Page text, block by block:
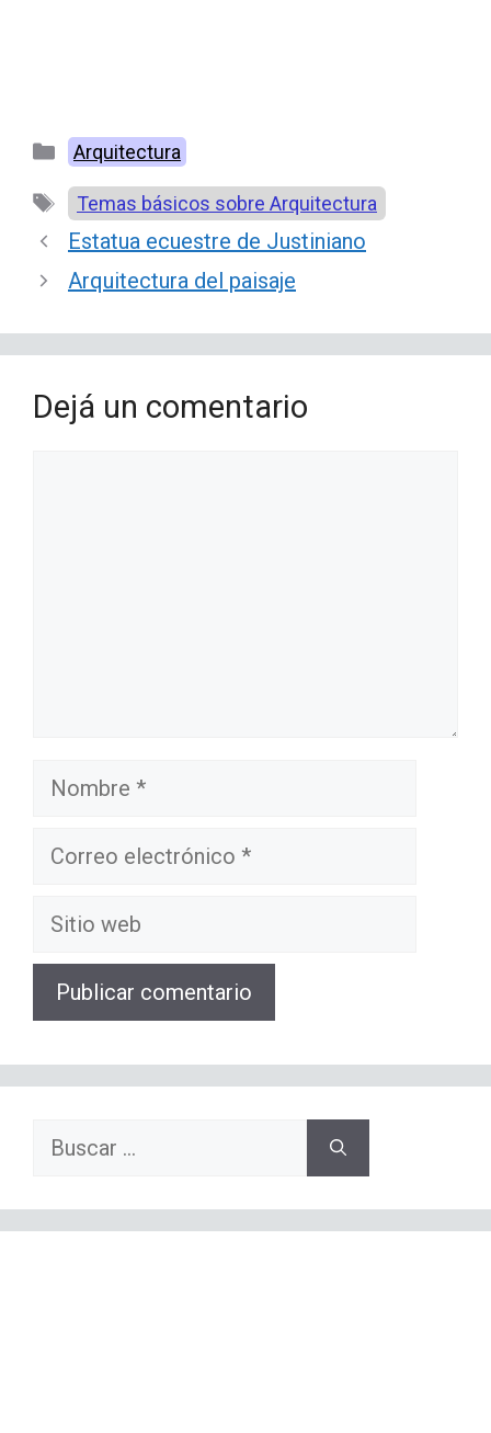
Categorías
Arquitectura
Etiquetas
Temas básicos sobre Arquitectura
Estatua ecuestre de Justiniano
Arquitectura del paisaje
Dejá un comentario
Nombre
Correo
Sitio
Buscar: